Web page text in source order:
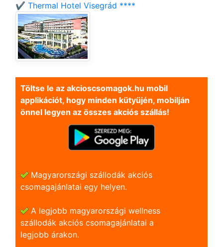
✔️ Thermal Hotel Visegrád ****
Töltse le az akcioscsomagok.hu mobil
applikációt, hogy minden kütyüjén, mobilján
önnel legyen az összes akciós szállás!
Magyarországi szállodák akciós
csomagajánlatai egy helyen.
A legjobb magyarországi wellness
szállodák akciós csomagajánlatai a
legjobb árakon.